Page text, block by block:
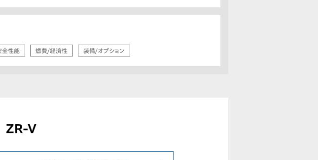
全性能 燃費/経済性 装備/オプション
ZR-V